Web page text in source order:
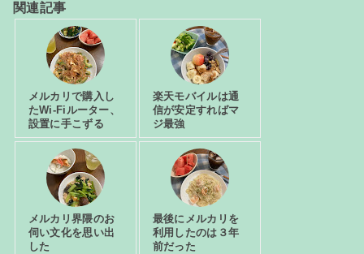
関連記事
メルカリで購入し
たWi-Fiルーター、
設置に手こずる
楽天モバイルは通
信が安定すればマ
ジ最強
メルカリ界隈のお
伺い文化を思い出
した
最後にメルカリを
利用したのは３年
前だった